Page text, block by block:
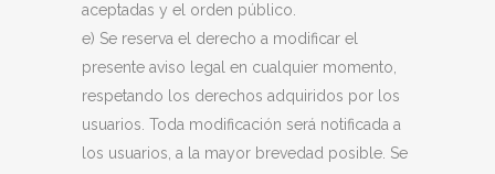
aceptadas y el orden público.
e) Se reserva el derecho a modificar el
presente aviso legal en cualquier momento,
respetando los derechos adquiridos por los
usuarios. Toda modificación será notificada a
los usuarios, a la mayor brevedad posible. Se